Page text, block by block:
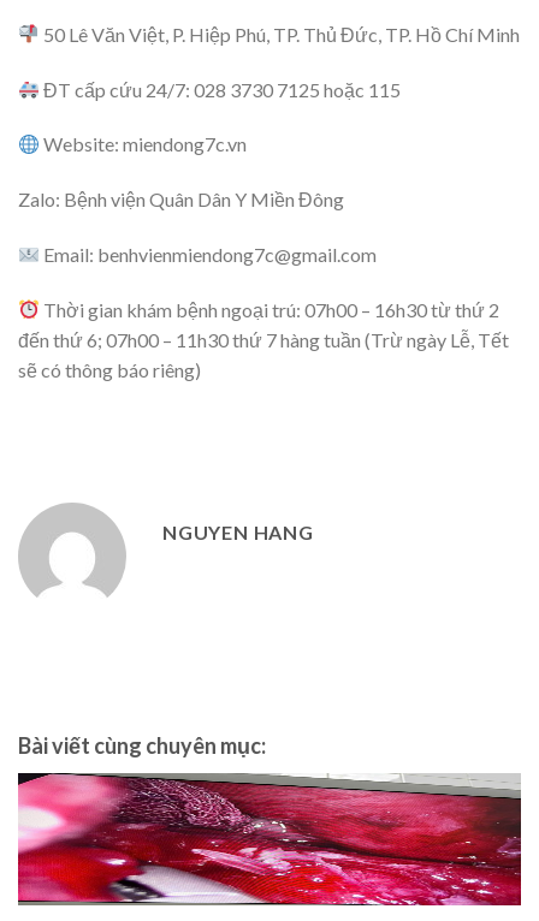
50 Lê Văn Việt, P. Hiệp Phú, TP. Thủ Đức, TP. Hồ Chí Minh
ĐT cấp cứu 24/7: 028 3730 7125 hoặc 115
Website: miendong7c.vn
Zalo: Bệnh viện Quân Dân Y Miền Đông
Email: benhvienmiendong7c@gmail.com
Thời gian khám bệnh ngoại trú: 07h00 – 16h30 từ thứ 2
đến thứ 6; 07h00 – 11h30 thứ 7 hàng tuần (Trừ ngày Lễ, Tết
sẽ có thông báo riêng)
NGUYEN HANG
Bài viết cùng chuyên mục: